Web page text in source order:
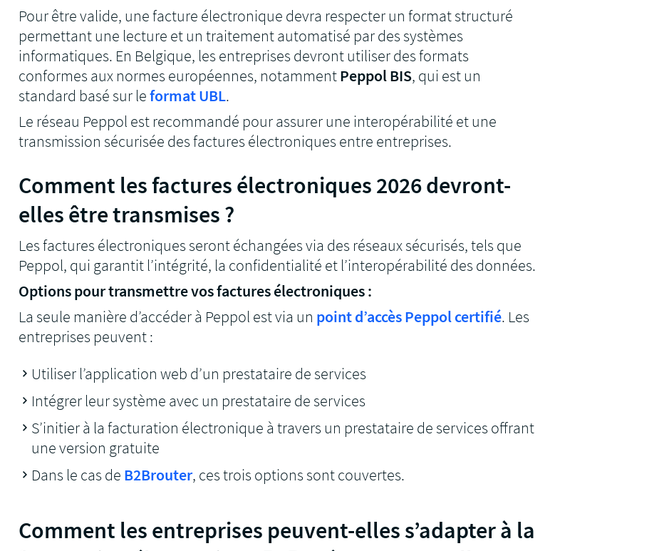
Pour être valide, une facture électronique devra respecter un format structuré
permettant une lecture et un traitement automatisé par des systèmes
informatiques. En Belgique, les entreprises devront utiliser des formats
conformes aux normes européennes, notammentPeppol BIS, qui est un
standard basé sur leformat UBL.
Le réseau Peppol est recommandé pour assurer une interopérabilité et une
transmission sécurisée des factures électroniques entre entreprises.
Comment les factures électroniques 2026 devront-
elles être transmises ?
Les factures électroniques seront échangées via des réseaux sécurisés, tels que
Peppol, qui garantit l’intégrité, la confidentialité et l’interopérabilité des données.
Options pour transmettre vos factures électroniques :
La seule manière d’accéder à Peppol est via un point d’accès Peppol certifié. Les
entreprises peuvent :
Utiliser l’application web d’un prestataire de services
Intégrer leur système avec un prestataire de services
S’initier à la facturation électronique à travers un prestataire de services offrant
une version gratuite
Dans le cas de B2Brouter, ces trois options sont couvertes.
Comment les entreprises peuvent-elles s’adapter à la